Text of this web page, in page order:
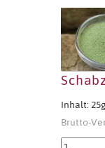
Inhalt:
Brutto-